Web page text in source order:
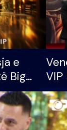
e
Big
100
VIP